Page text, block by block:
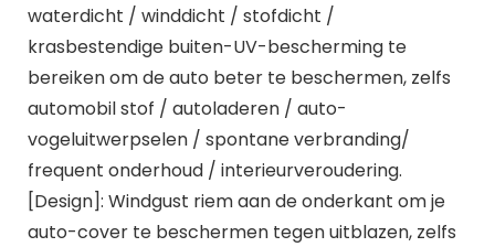
waterdicht / winddicht / stofdicht /
krasbestendige buiten-UV-bescherming te
bereiken om de auto beter te beschermen, zelfs
automobil stof / autoladeren / auto-
vogeluitwerpselen / spontane verbranding/
frequent onderhoud / interieurveroudering.
[Design]: Windgust riem aan de onderkant om je
auto-cover te beschermen tegen uitblazen, zelfs